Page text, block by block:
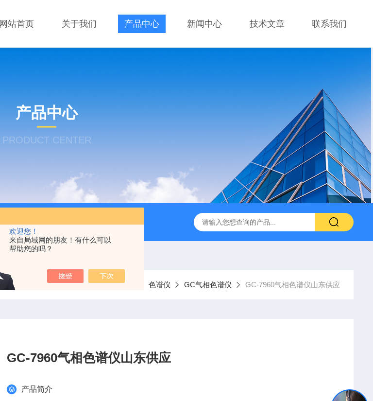
欢迎您！
来自局域网的朋友！有什么可以
帮助您的吗？
网站首页 关于我们 产品中心 新闻中心 技术文章 联系我们
产品中心
PRODUCT CENTER
WS-2000水分测出厂报价 分析色谱仪 青岛水分测定仪
当前位置：首页 产品中心 色谱仪 GC气相色谱仪 GC-7960气相色谱仪山东供应
GC-7960气相色谱仪山东供应
产品简介